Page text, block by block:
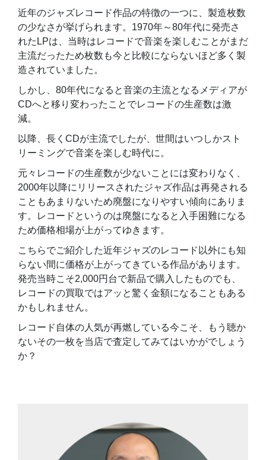
近年のジャズレコード作品の特徴の一つに、製造枚数
の少なさが挙げられます。1970年～80年代に発売さ
れたLPは、当時はレコードで音楽を楽しむことがまだ
主流だったため枚数も今と比較にならないほど多く製
造されていました。
しかし、80年代になると音楽の主流となるメディアが
CDへと移り変わったことでレコードの生産数は激
減。
以降、長くCDが主流でしたが、世間はいつしかスト
リーミングで音楽を楽しむ時代に。
元々レコードの生産数が少ないことには変わりなく、
2000年以降にリリースされたジャズ作品は再発される
こともあまりないため廃盤になりやすい傾向にありま
す。レコードというのは廃盤になると入手困難になる
ため価格相場が上がってゆきます。
こちらでご紹介した近年ジャズのレコード以外にも知
らない間に価格が上がってきている作品があります。
発売当時こそ2,000円台で新品で購入したものでも、
レコードの買取ではアッと驚く金額になることもある
かもしれません。
レコード自体の人気が再燃している今こそ、もう聴か
ないその一枚を当店で査定してみてはいかがでしょう
か？